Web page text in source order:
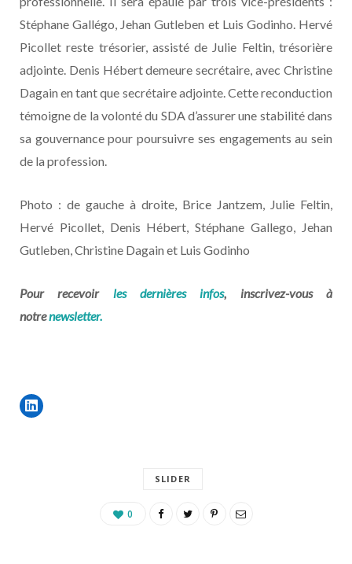
Stéphane Gallégo, Jehan Gutleben et Luis Godinho. Hervé
Picollet reste trésorier, assisté de Julie Feltin, trésorière
adjointe. Denis Hébert demeure secrétaire, avec Christine
Dagain en tant que secrétaire adjointe. Cette reconduction
témoigne de la volonté du SDA d’assurer une stabilité dans
sa gouvernance pour poursuivre ses engagements au sein
de la profession.
Photo : de gauche à droite, Brice Jantzem, Julie Feltin,
Hervé Picollet, Denis Hébert, Stéphane Gallego, Jehan
Gutleben, Christine Dagain et Luis Godinho
Pour recevoir les dernières infos, inscrivez-vous à
notrenewsletter.
SLIDER
0